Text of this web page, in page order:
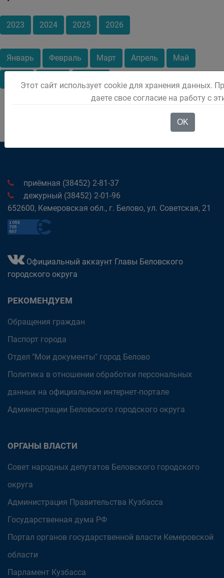
2023 2024 2025 2026
Январь Февраль Март Апрель Май
приёмная (38452) 2-81-37
дежурный (38452) 2-01-96
652600, Кемеровская обл., г. Белово, ул. Советская, 21
Официальный аккаунт Главы Беловского
городского округа
РЕКОМЕНДУЕМ
Обращения граждан
Паспорт города
Отдел "Мои документы" город Белово
Политика в отношении обработки персональных
данных на официальном интернет-портале
Администрации Беловского городского округа
ОРГАНЫ ВЛАСТИ
Совет народных депутатов Беловского городского
округа
Администрация Правительства Кузбасса
Государственная дума РФ
Портал органов государственной власти Кемеровской
области
Парламент Кузбасса
Этот сайт использует cookie для хранения данных.
даете свое согласие на работу с
OK